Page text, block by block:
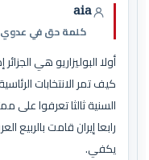
aia
كلمة حق في عدوي
أولا البوليزاريو هي
كيف تمر الانتخابات
السنية ثالثا تعرفوا
يكفي.